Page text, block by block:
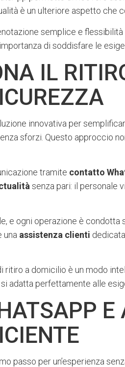
è un ulteriore aspetto che
semplice e
di soddisfare le
IL
innovativa per
sforzi. Questo approccio
tramite contatto
senza pari: il personale
e ogni operazione è
una assistenza clienti
a domicilio è un modo
adatta perfettamente alle
passo per un’esperienza